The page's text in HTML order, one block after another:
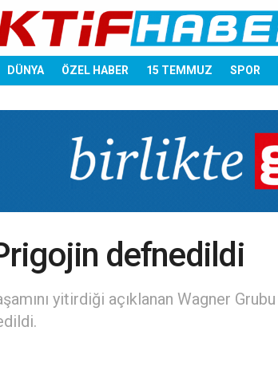
DÜNYA ÖZEL HABER 15 TEMMUZ SPOR
defnedildi
yitirdiği açıklanan Wagner Grubu